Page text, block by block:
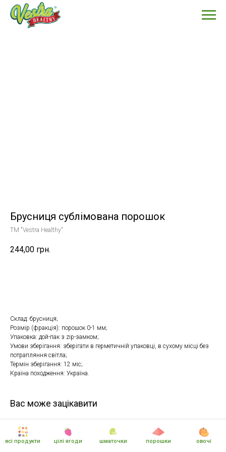
всі продукти цілі ягоди шматочки порошки овочі
Брусниця сублімована порошок
TM "Vestra Healthy"
244,00 грн.
Склад: брусниця;
Розмір (фракція): порошок 0-1 мм;
Упаковка: дой-пак з zip-замком;
Умови зберігання: зберігати в герметичній упаковці, в сухому місці без
потрапляння світла;
Термін зберігання: 12 міс;
Країна походження: Україна.
Вас може зацікавити